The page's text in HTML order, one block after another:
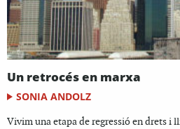
Un retrocés en marxa
SONIA ANDOLZ
Vivim una etapa de regressió en drets i